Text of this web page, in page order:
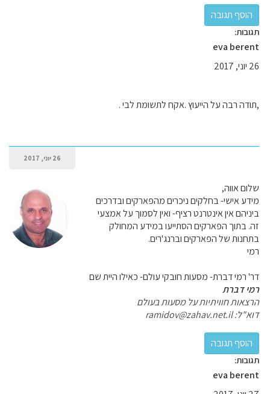
תגובות:
eva berent
26 יוני, 2017
,תודה רבה על הייעוץ .אקח לתשומת לבי .
26 יוני, 2017
שלום אווה,
מידע אישי- בחלקים ניכרים מהפארקים ובדרכים
ביניהם אין אינטרנט רציף- ואין לסמוך על אמצעי
זה. בתוך הפארקים הסתייעו במידע המחולק
בתחנות של הפארקים וברנג'רים.
רמי
דר' רמי דברת- מסעות חובקי עולם- כאילו היית שם
רמי דברת
הרצאות חוויתיות על מסעות בעולם
דוא"ל: ramidov@zahav.net.il
תגובות:
eva berent